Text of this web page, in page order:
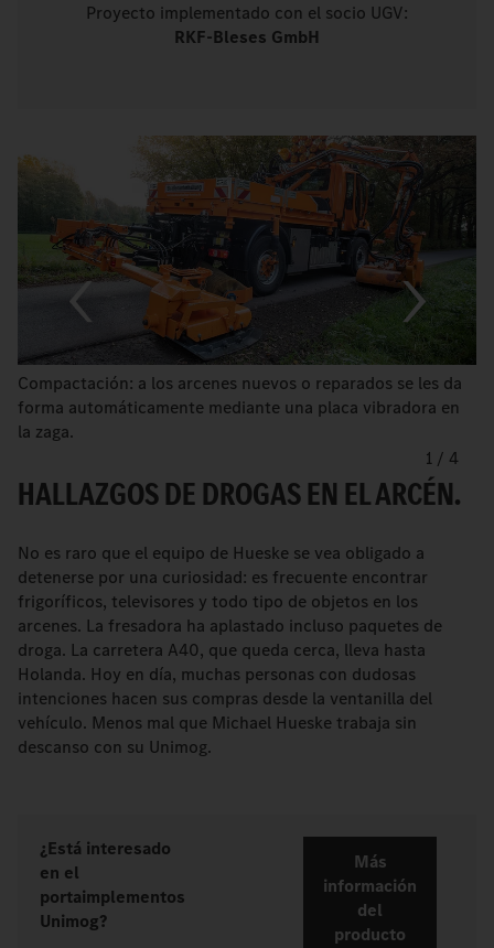
Proyecto implementado con el socio UGV:
RKF-Bleses GmbH
Compactación: a los arcenes nuevos o reparados se les da
forma automáticamente mediante una placa vibradora en
la zaga.
1 / 4
HALLAZGOS DE DROGAS EN EL ARCÉN.
No es raro que el equipo de Hueske se vea obligado a
detenerse por una curiosidad: es frecuente encontrar
frigoríficos, televisores y todo tipo de objetos en los
arcenes. La fresadora ha aplastado incluso paquetes de
droga. La carretera A40, que queda cerca, lleva hasta
Holanda. Hoy en día, muchas personas con dudosas
intenciones hacen sus compras desde la ventanilla del
vehículo. Menos mal que Michael Hueske trabaja sin
descanso con su Unimog.
¿Está interesado
en el
portaimplementos
Unimog?
Más
información
del
producto